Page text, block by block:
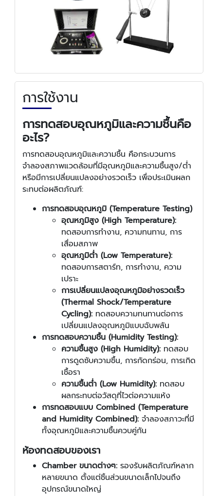
การใช้งาน
การทดสอบอุณหภูมิและความชื้นคือ
อะไร?
การทดสอบอุณหภูมิและความชื้น คือกระบวนการ
จำลองสภาพแวดล้อมที่มีอุณหภูมิและความชื้นสูง/ต่ำ
หรือมีการเปลี่ยนแปลงอย่างรวดเร็ว เพื่อประเมินผลก
ระทบต่อผลิตภัณฑ์:
การทดสอบอุณหภูมิ (Temperature Testing)
อุณหภูมิสูง (High Temperature):
ทดสอบการทำงาน, ความทนทาน, การ
เสื่อมสภาพ
อุณหภูมิต่ำ (Low Temperature):
ทดสอบการสตาร์ท, การทำงาน, ความ
เปราะ
การเปลี่ยนแปลงอุณหภูมิอย่างรวดเร็ว
(Thermal Shock/Temperature
Cycling): ทดสอบความทนทานต่อการ
เปลี่ยนแปลงอุณหภูมิแบบฉับพลัน
การทดสอบความชื้น (Humidity Testing):
ความชื้นสูง (High Humidity): ทดสอบ
การดูดซับความชื้น, การกัดกร่อน, การเกิด
เชื้อรา
ความชื้นต่ำ (Low Humidity): ทดสอบ
ผลกระทบต่อวัสดุที่ไวต่อความแห้ง
การทดสอบแบบ Combined (Temperature
and Humidity Combined): จำลองสภาวะที่มี
ทั้งอุณหภูมิและความชื้นควบคู่กัน
ห้องทดสอบของเรา
Chamber ขนาดต่างๆ: รองรับผลิตภัณฑ์หลาก
หลายขนาด ตั้งแต่ชิ้นส่วนขนาดเล็กไปจนถึง
อุปกรณ์ขนาดใหญ่